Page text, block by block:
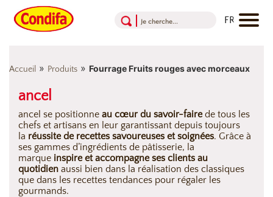
Accueil » Produits » Fourrage Fruits rouges avec morceaux
ancel
ancel se positionne au cœur du savoir-fairede tous les
chefs et artisans en leur garantissant depuis toujours
la réussite de recettes savoureuses et soignées. Grâce à
ses gammes d’ingrédients de pâtisserie, la
marque inspire et accompagne ses clients au
quotidien aussi bien dans la réalisation des classiques
que dans les recettes tendances pour régaler les
gourmands.